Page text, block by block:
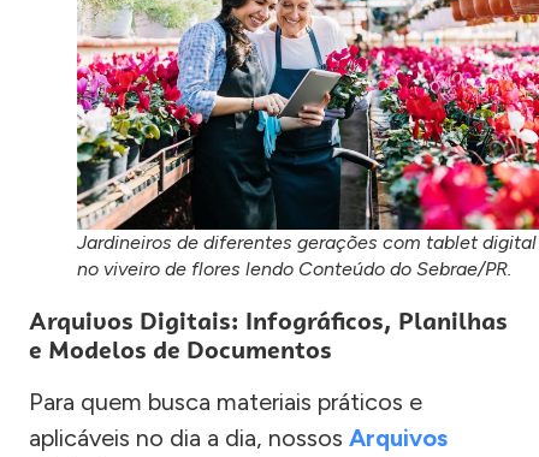
Jardineiros de diferentes gerações com tablet digital
no viveiro de flores lendo Conteúdo do Sebrae/PR.
Arquivos Digitais: Infográficos, Planilhas
e Modelos de Documentos
Para quem busca materiais práticos e
aplicáveis no dia a dia, nossos Arquivos